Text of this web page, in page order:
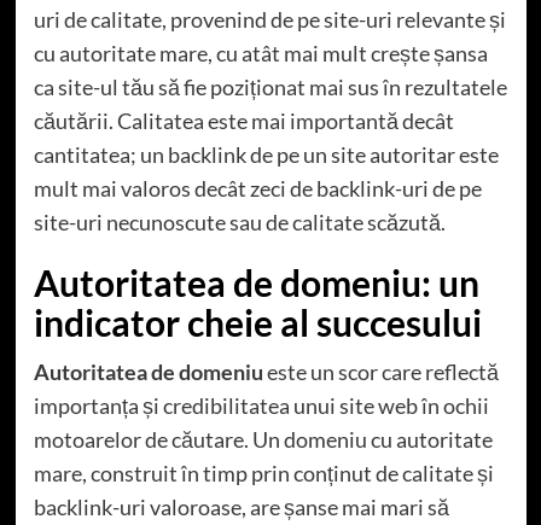
uri de calitate, provenind de pe site-uri relevante și
cu autoritate mare, cu atât mai mult crește șansa
ca site-ul tău să fie poziționat mai sus în rezultatele
căutării. Calitatea este mai importantă decât
cantitatea; un backlink de pe un site autoritar este
mult mai valoros decât zeci de backlink-uri de pe
site-uri necunoscute sau de calitate scăzută.
Autoritatea de domeniu: un
indicator cheie al succesului
Autoritatea de domeniueste un scor care reflectă
importanța și credibilitatea unui site web în ochii
motoarelor de căutare. Un domeniu cu autoritate
mare, construit în timp prin conținut de calitate și
backlink-uri valoroase, are șanse mai mari să